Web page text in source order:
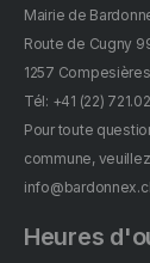
Mairie de
Route de Cugny
1257 Compesières
Tél: +41 (22)
Pour toute
commune,
Heures